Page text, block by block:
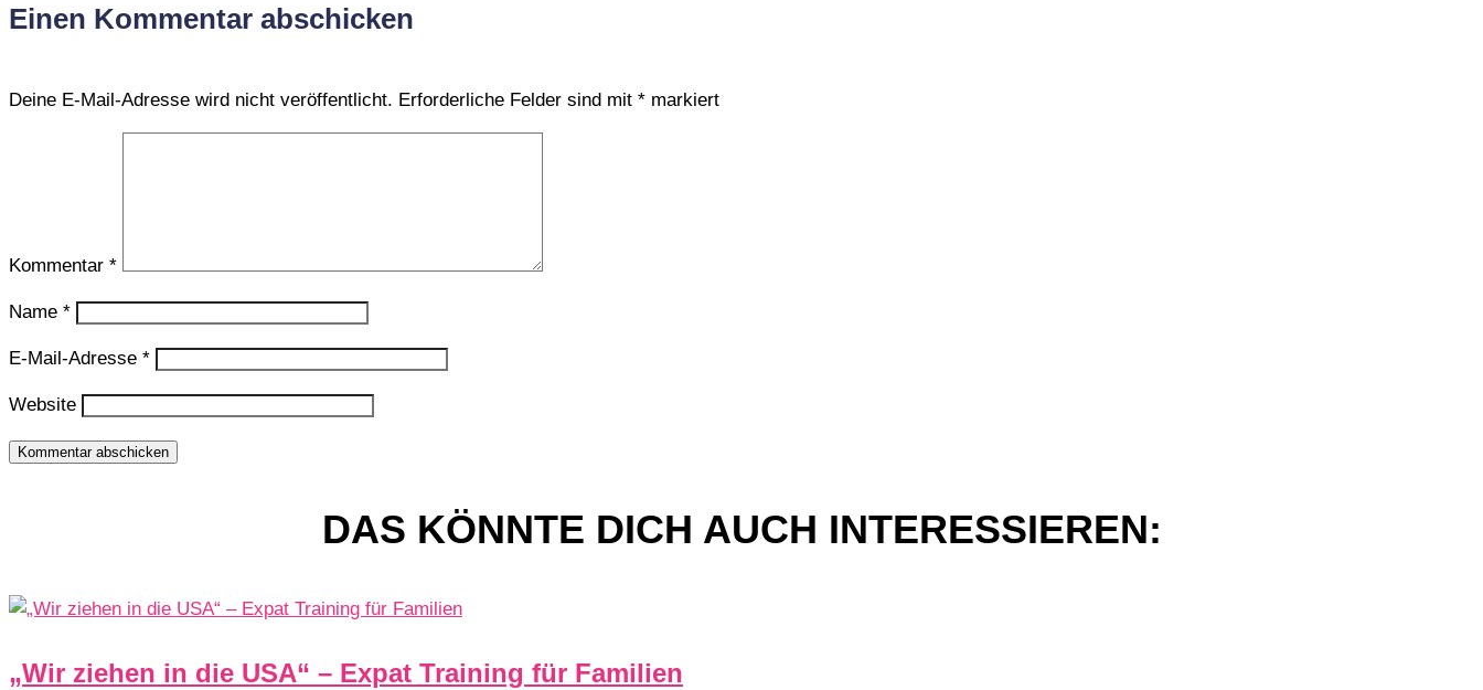
Einen Kommentar abschicken
Deine E-Mail-Adresse wird nicht veröffentlicht. Erforderliche Felder sind mit * markiert
Kommentar *
Name *
E-Mail-Adresse *
Website
Kommentar abschicken
DAS KÖNNTE DICH AUCH INTERESSIEREN:
„Wir ziehen in die USA“ – Expat Training für Familien